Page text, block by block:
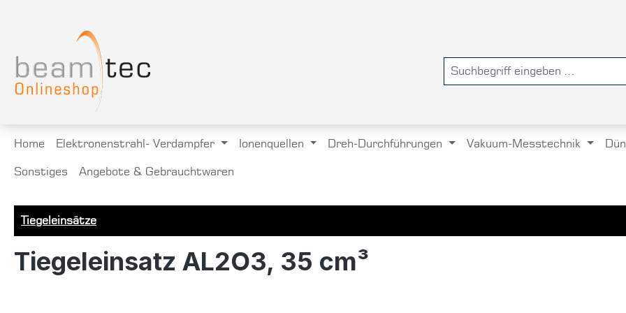
Home Elektronenstrahl- Verdampfer Ionenquellen Dreh-Durchführungen Vakuum-Messtechnik
Sonstiges Angebote & Gebrauchtwaren
Tiegeleinsätze
Tiegeleinsatz AL2O3, 35 cm³